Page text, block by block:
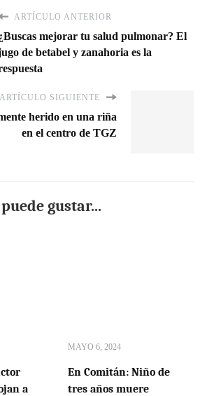
ARTÍCULO ANTERIOR
mejorar tu salud pulmonar? El
de betabel y zanahoria es la
ARTÍCULO SIGUIENTE
herido en una riña
en el centro de TGZ
gustar...
a
MAYO 6, 2024
En Comitán: Niño de
tres años muere